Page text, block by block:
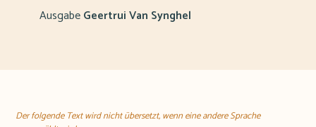
AusgabeGeertrui Van Synghel
Der folgende Text wird nicht übersetzt, wenn eine andere Sprache